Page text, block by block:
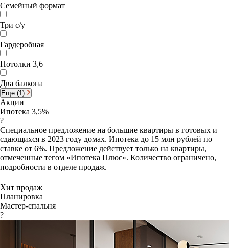
Семейный формат
Три с/у
Гардеробная
Потолки 3,6
Два балкона
Еще (1)
Акции
Ипотека 3,5%
?
Специальное предложение на большие квартиры в готовых и
сдающихся в 2023 году домах. Ипотека до 15 млн рублей по
ставке от 6%. Предложение действует только на квартиры,
отмеченные тегом «Ипотека Плюс». Количество ограничено,
подробности в отделе продаж.
Хит продаж
Планировка
Мастер-спальня
?